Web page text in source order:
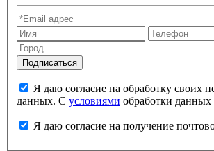
данных. С условиями обработки данных
Я даю согласие на получение